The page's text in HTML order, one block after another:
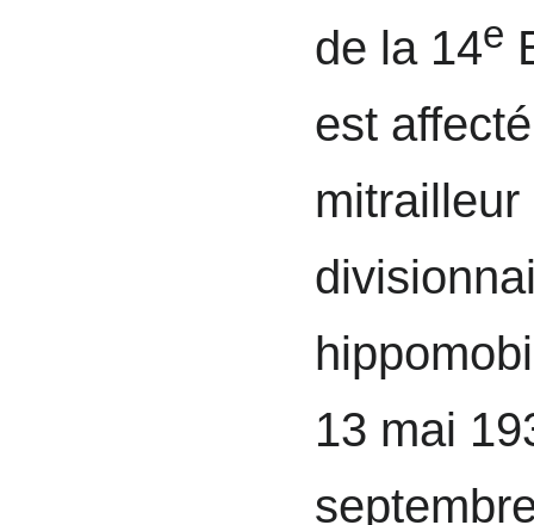
de la 14e
est
mitrailleur
13 mai